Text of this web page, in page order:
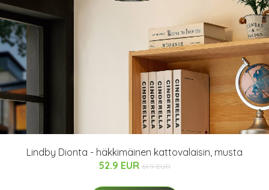
Lindby Dionta - häkkimäinen kattovalaisin, musta
52.9 EUR 61.9 EUR